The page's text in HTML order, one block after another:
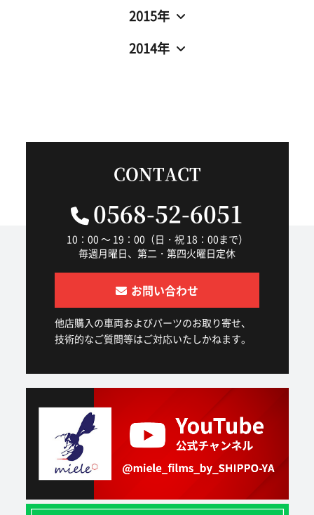
2015年
2014年
CONTACT
0568-52-6051
10：00 ～ 19：00（日・祝 18：00まで）
毎週月曜日、第二・第四火曜日定休
お問い合わせ
他店購入の車両およびパーツのお取り寄せ、
技術的なご質問等はご対応いたしかねます。